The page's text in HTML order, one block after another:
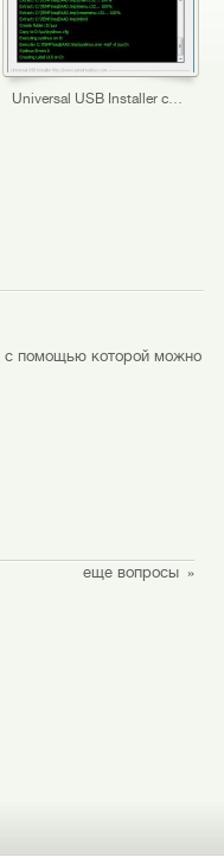
Universal USB Installer создание образа
с помощью которой можно
еще вопросы